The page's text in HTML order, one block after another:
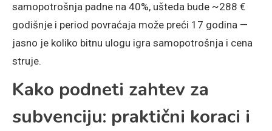
samopotrošnja padne na 40%, ušteda bude ~288 €
godišnje i period povraćaja može preći 17 godina —
jasno je koliko bitnu ulogu igra samopotrošnja i cena
struje.
Kako podneti zahtev za
subvenciju: praktični koraci i